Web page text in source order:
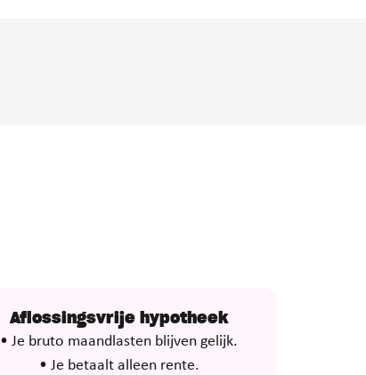
Aflossingsvrije hypotheek
• Je bruto maandlasten blijven gelijk.
• Je betaalt alleen rente.